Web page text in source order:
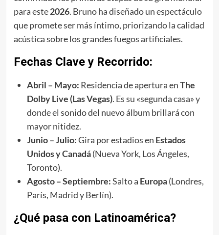
para este2026. Bruno ha diseñado un espectáculo
que promete ser más íntimo, priorizando la calidad
acústica sobre los grandes fuegos artificiales.
Fechas Clave y Recorrido:
Abril – Mayo: Residencia de apertura enThe
Dolby Live (Las Vegas). Es su «segunda casa» y
donde el sonido del nuevo álbum brillará con
mayor nitidez.
Junio – Julio:Gira por estadios en Estados
Unidos y Canadá(Nueva York, Los Ángeles,
Toronto).
Agosto – Septiembre:Salto a Europa(Londres,
París, Madrid y Berlín).
¿Qué pasa con Latinoamérica?